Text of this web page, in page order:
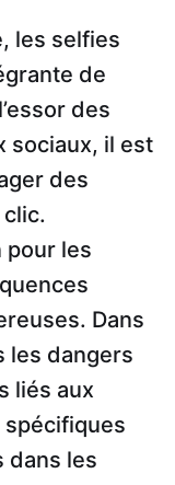
les selfies
de
des
sociaux, il est
des
pour les
Dans
les dangers
liés aux
spécifiques
dans les